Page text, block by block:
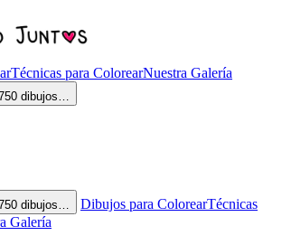
Técnicas para ColorearNuestra Galería
dibujos…
dibujos… Dibujos para ColorearTécnicas
Galería